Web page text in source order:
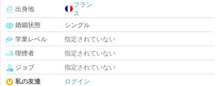
出身地
フラン
ス
婚姻状態
シングル
学業レベル
指定されていない
喫煙者
指定されていない
ジョブ
指定されていない
私の友達
ログイン